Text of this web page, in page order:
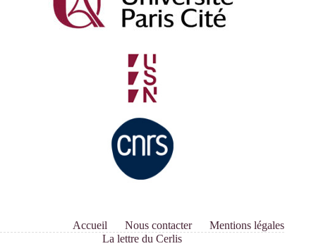
Accueil Nous contacter
Mentions légales
La lettre du Cerlis